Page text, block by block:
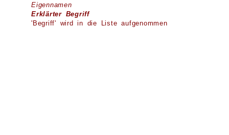
Eigennamen
Erklärter Begriff
'Begriff' wird in die Liste aufgenommen